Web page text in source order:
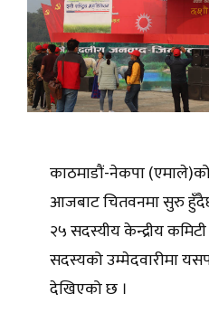
काठमाडौं-नेकपा
आजबाट चितवनमा सुरु
२५ सदस्यीय केन्द्रीय
सदस्यको उम्मेदवारीमा
देखिएको छ ।